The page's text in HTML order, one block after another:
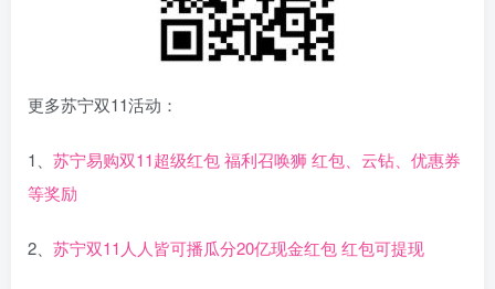
更多苏宁双11活动：
1、 苏宁易购双11超级红包 福利召唤狮 红包、云钻、优惠券
等奖励
2、 苏宁双11人人皆可播瓜分20亿现金红包 红包可提现